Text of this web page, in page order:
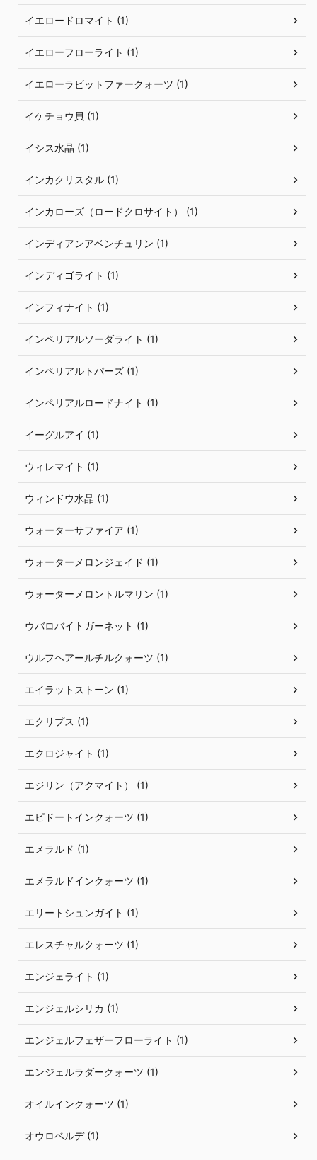
イエロードロマイト (1)
イエローフローライト (1)
イエローラビットファークォーツ (1)
イケチョウ貝 (1)
イシス水晶 (1)
インカクリスタル (1)
インカローズ（ロードクロサイト） (1)
インディアンアベンチュリン (1)
インディゴライト (1)
インフィナイト (1)
インペリアルソーダライト (1)
インペリアルトパーズ (1)
インペリアルロードナイト (1)
イーグルアイ (1)
ウィレマイト (1)
ウィンドウ水晶 (1)
ウォーターサファイア (1)
ウォーターメロンジェイド (1)
ウォーターメロントルマリン (1)
ウバロバイトガーネット (1)
ウルフヘアールチルクォーツ (1)
エイラットストーン (1)
エクリプス (1)
エクロジャイト (1)
エジリン（アクマイト） (1)
エピドートインクォーツ (1)
エメラルド (1)
エメラルドインクォーツ (1)
エリートシュンガイト (1)
エレスチャルクォーツ (1)
エンジェライト (1)
エンジェルシリカ (1)
エンジェルフェザーフローライト (1)
エンジェルラダークォーツ (1)
オイルインクォーツ (1)
オウロベルデ (1)